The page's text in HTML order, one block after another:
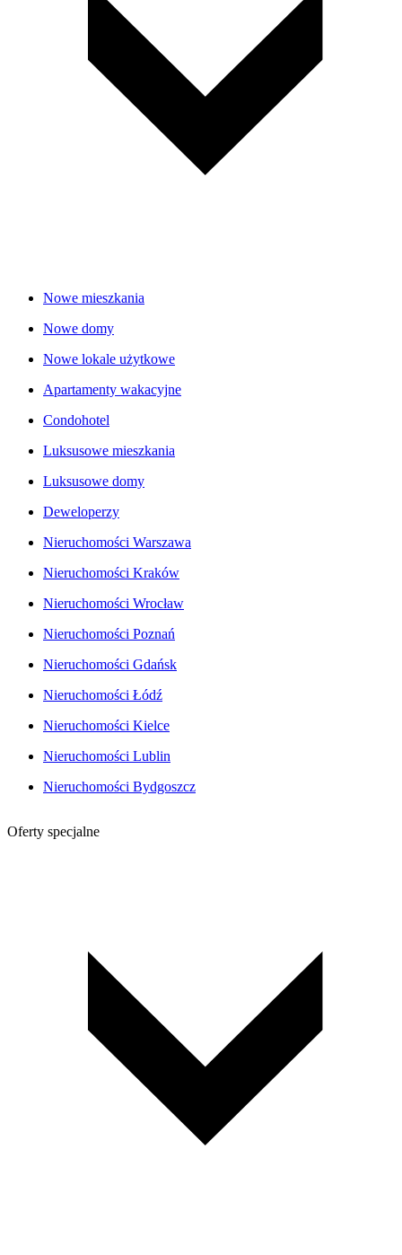
Nowe mieszkania
Nowe domy
Nowe lokale użytkowe
Apartamenty wakacyjne
Condohotel
Luksusowe mieszkania
Luksusowe domy
Deweloperzy
Nieruchomości Warszawa
Nieruchomości Kraków
Nieruchomości Wrocław
Nieruchomości Poznań
Nieruchomości Gdańsk
Nieruchomości Łódź
Nieruchomości Kielce
Nieruchomości Lublin
Nieruchomości Bydgoszcz
Oferty specjalne